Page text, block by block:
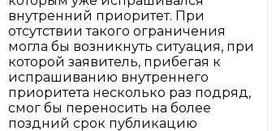
внутренний приоритет. При
отсутствии такого ограничения
могла бы возникнуть ситуация, при
которой заявитель, прибегая к
испрашиванию внутреннего
приоритета несколько раз подряд,
смог бы переносить на более
поздний срок публикацию